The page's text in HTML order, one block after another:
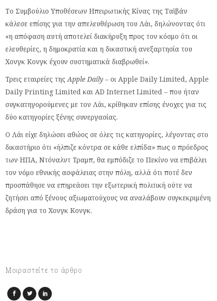
Το Συμβούλιο Υποθέσεων Ηπειρωτικής Κίνας της Ταϊβάν
κάλεσε επίσης για την απελευθέρωση του Λάι, δηλώνοντας ότι
«η απόφαση αυτή αποτελεί διακήρυξη προς τον κόσμο ότι οι
ελευθερίες, η δημοκρατία και η δικαστική ανεξαρτησία του
Χονγκ Κονγκ έχουν συστηματικά διαβρωθεί».
Τρεις εταιρείες τηςApple Daily – οι Apple Daily Limited, Apple
Daily Printing Limited και AD Internet Limited – που ήταν
συγκατηγορούμενες με τον Λάι, κρίθηκαν επίσης ένοχες για τις
δύο κατηγορίες ξένης συνεργασίας.
Ο Λάι είχε δηλώσει αθώος σε όλες τις κατηγορίες, λέγοντας στο
δικαστήριο ότι «ήλπιζε κόντρα σε κάθε ελπίδα» πως ο πρόεδρος
των ΗΠΑ, Ντόναλντ Τραμπ, θα εμπόδιζε το Πεκίνο να επιβάλει
τον νόμο εθνικής ασφάλειας στην πόλη, αλλά ότι ποτέ δεν
προσπάθησε να επηρεάσει την εξωτερική πολιτική ούτε να
ζητήσει από ξένους αξιωματούχους να αναλάβουν συγκεκριμένη
δράση για το Χονγκ Κονγκ.
Μοιραστείτε το άρθρο